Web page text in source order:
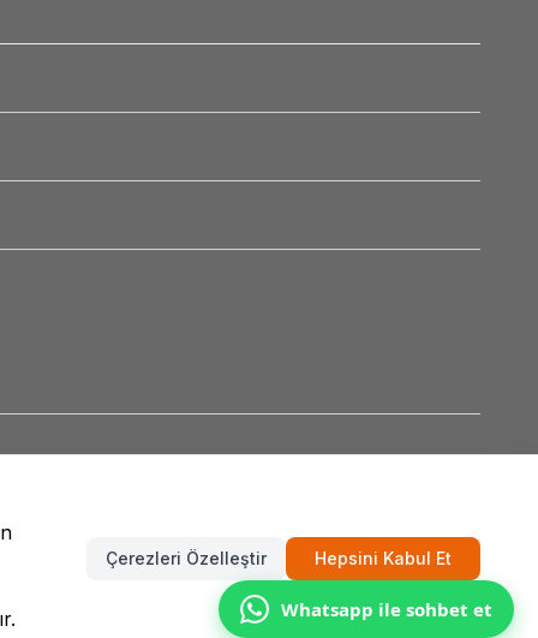
Whatsapp ile sohbet et
Çerezleri Özelleştir Hepsini Kabul Et